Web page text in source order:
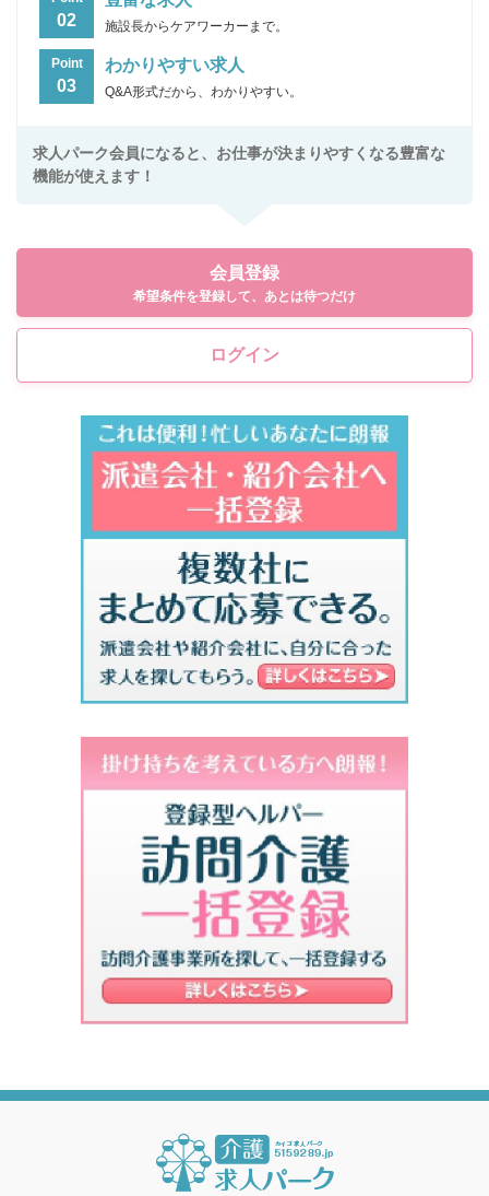
02 施設長からケアワーカーまで。
Point
03
わかりやすい求人
Q&A形式だから、わかりやすい。
求人パーク会員になると、お仕事が決まりやすくなる豊富な
機能が使えます！
会員登録
希望条件を登録して、あとは待つだけ
ログイン